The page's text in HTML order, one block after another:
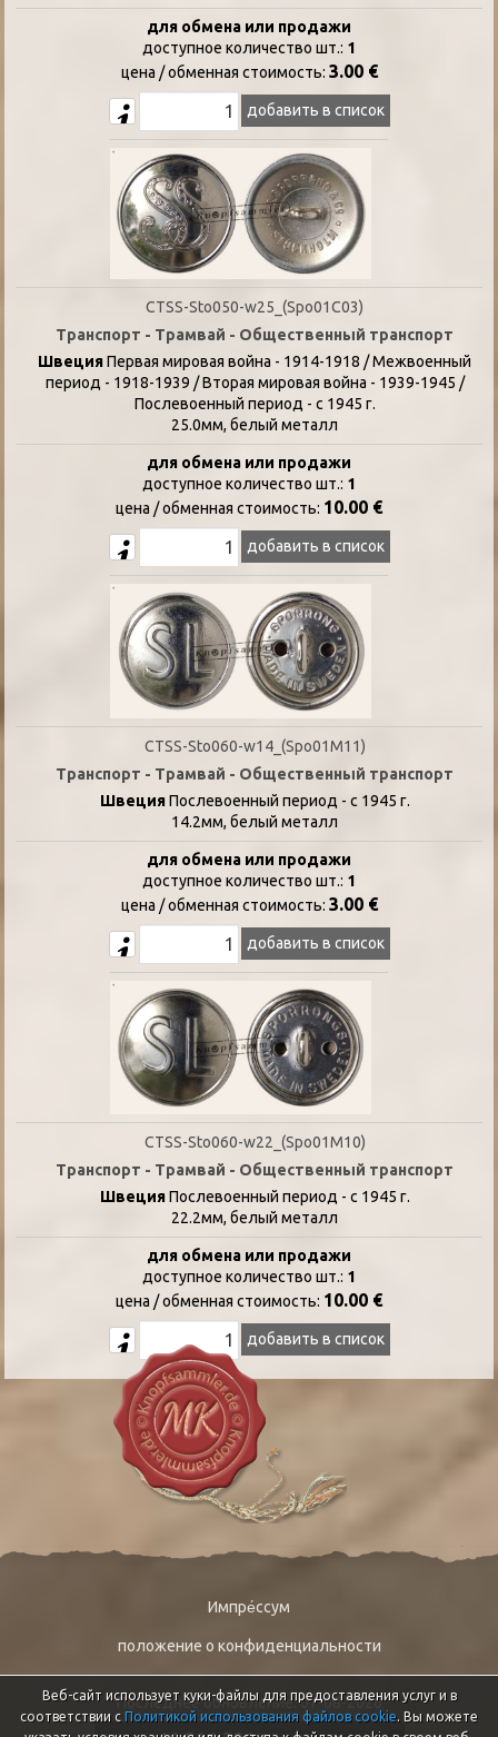
для обмена или продажи
доступное количество шт.: 1
цена / oбменная стоимость: 3.00 €
добавить в список
CTSS-Sto050-w25_(Spo01C03)
Транспорт - Трамвай - Общественный транспорт
ШвецияПервая мировая война - 1914-1918 / Межвоенный
период - 1918-1939 / Вторая мировая война - 1939-1945 /
Послевоенный период - с 1945 г.
25.0мм, белый металл
для обмена или продажи
доступное количество шт.: 1
цена / oбменная стоимость: 10.00 €
добавить в список
CTSS-Sto060-w14_(Spo01M11)
Транспорт - Трамвай - Общественный транспорт
ШвецияПослевоенный период - с 1945 г.
14.2мм, белый металл
для обмена или продажи
доступное количество шт.: 1
цена / oбменная стоимость: 3.00 €
добавить в список
CTSS-Sto060-w22_(Spo01M10)
Транспорт - Трамвай - Общественный транспорт
ШвецияПослевоенный период - с 1945 г.
22.2мм, белый металл
для обмена или продажи
доступное количество шт.: 1
цена / oбменная стоимость: 10.00 €
добавить в список
Импре́ссум
положение о конфиденциальности
Последнее обновление: 07-08-2026
Веб-сайт использует куки-файлы для предоставления услуг и в
соответствии с Политикой использования файлов cookie. Вы можете